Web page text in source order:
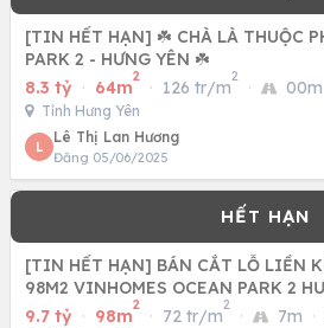
[TIN HẾT HẠN] ☘️ CHÀ LÀ THUỘC
PARK 2 - HƯNG YÊN ☘️
8.3 tỷ · 64m
2
· 126 tr/m
2
· 00m
Tỉnh Hưng Yên
L
Lê Thị Lan Hương
Đăng 05/06/2025
[TIN HẾT HẠN] BÁN CẮT LỖ LIỀN
98M2 VINHOMES OCEAN PARK 2
9.7 tỷ · 98m
2
· 72 tr/m
2
· 7m ·